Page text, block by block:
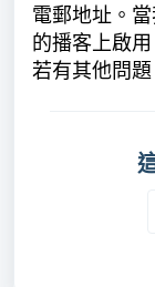
電郵地址。
的播客上啟
若有其他問